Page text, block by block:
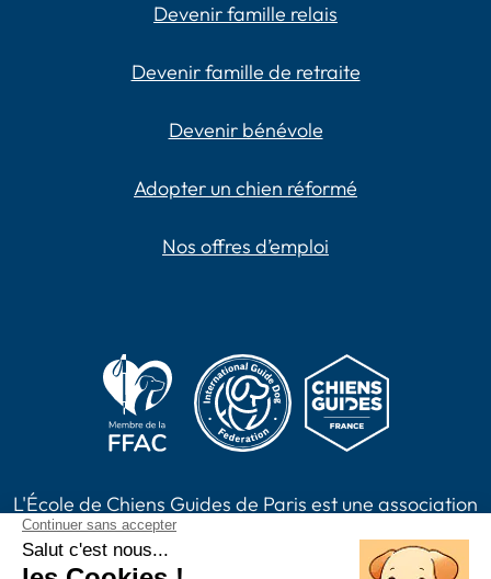
Devenir famille relais
Devenir famille de retraite
Devenir bénévole
Adopter un chien réformé
Nos offres d’emploi
L'École de Chiens Guides de Paris est une association
loi 1901, reconnue d'intérêt général habilitée à
recevoir des dons, legs, assurances vie et à émettre